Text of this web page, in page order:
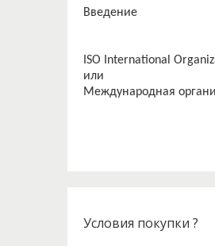
Введение
ISO International
или
Международная
Условия покупки ?